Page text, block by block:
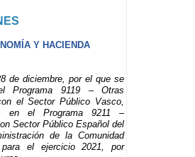
Y HACIENDA
de diciembre, por el que se
Programa 9119 – Otras
el Sector Público Vasco,
en el Programa 9211 –
Sector Público Español del
de la Comunidad
el ejercicio 2021, por